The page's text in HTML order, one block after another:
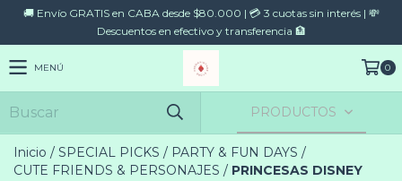
🚚 Envío GRATIS en CABA desde $80.000 | 💳 3 cuotas sin interés | 💸
Descuentos en efectivo y transferencia 🏦
MENÚ 0
PRODUCTOS
Inicio / SPECIAL PICKS / PARTY & FUN DAYS /
CUTE FRIENDS & PERSONAJES / PRINCESAS DISNEY